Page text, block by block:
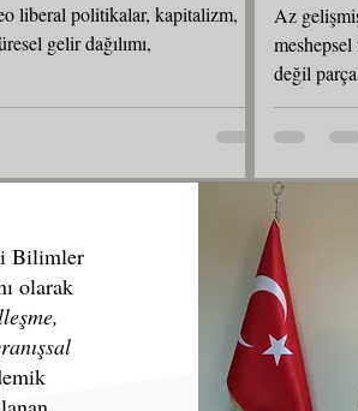
politikalar, kapitalizm,
gelir dağılımı,
Az
değil
Bilimler
olarak